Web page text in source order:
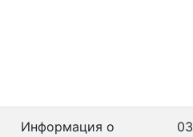
Информация о